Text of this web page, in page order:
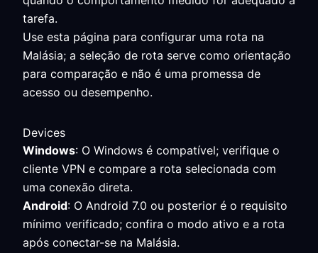
tarefa.
Use esta página para configurar uma rota na
Malásia; a seleção de rota serve como orientação
para comparação e não é uma promessa de
acesso ou desempenho.
Devices
Windows: O Windows é compatível; verifique o
cliente VPN e compare a rota selecionada com
uma conexão direta.
Android: O Android 7.0 ou posterior é o requisito
mínimo verificado; confira o modo ativo e a rota
após conectar-se na Malásia.